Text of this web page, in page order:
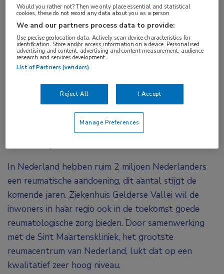
De Nijmeegse Sint Maartenskliniek biedt sinds
kort reumatologische zorg aan in Ziekenhuis
Gelderse Vallei. De intensieve samenwerking
tussen beide ziekenhuizen is opgezet om
reumapatiënten in de regio de beste zorg te
In Nederland hebben ruim 2 miljoen Nederlanders
een reumatische aandoening, dit aantal stijgt de
komende jaren. Ziekenhuis Gelderse Vallei wil de
inwoners in haar regio ook in de toekomst goede
reumatologische zorg bieden. Door samenwerking
met de Sint Maartenskliniek, het grootste
reumacentrum van Nederland, lukt dat op een
kwalitatief zeer hoog niveau.
Spondyloartritis
Tags:
samenwerking
Would you rather not? Then we only place essential and statistical
cookies, these do not record any data about you as a person
We and our partners process data to provide:
Use precise geolocation data. Actively scan device characteristics for
identification. Store and/or access information on a device. Personalised
advertising and content, advertising and content measurement, audience
research and services development.
List of Partners (vendors)
Reject All I Accept
Manage Preferences